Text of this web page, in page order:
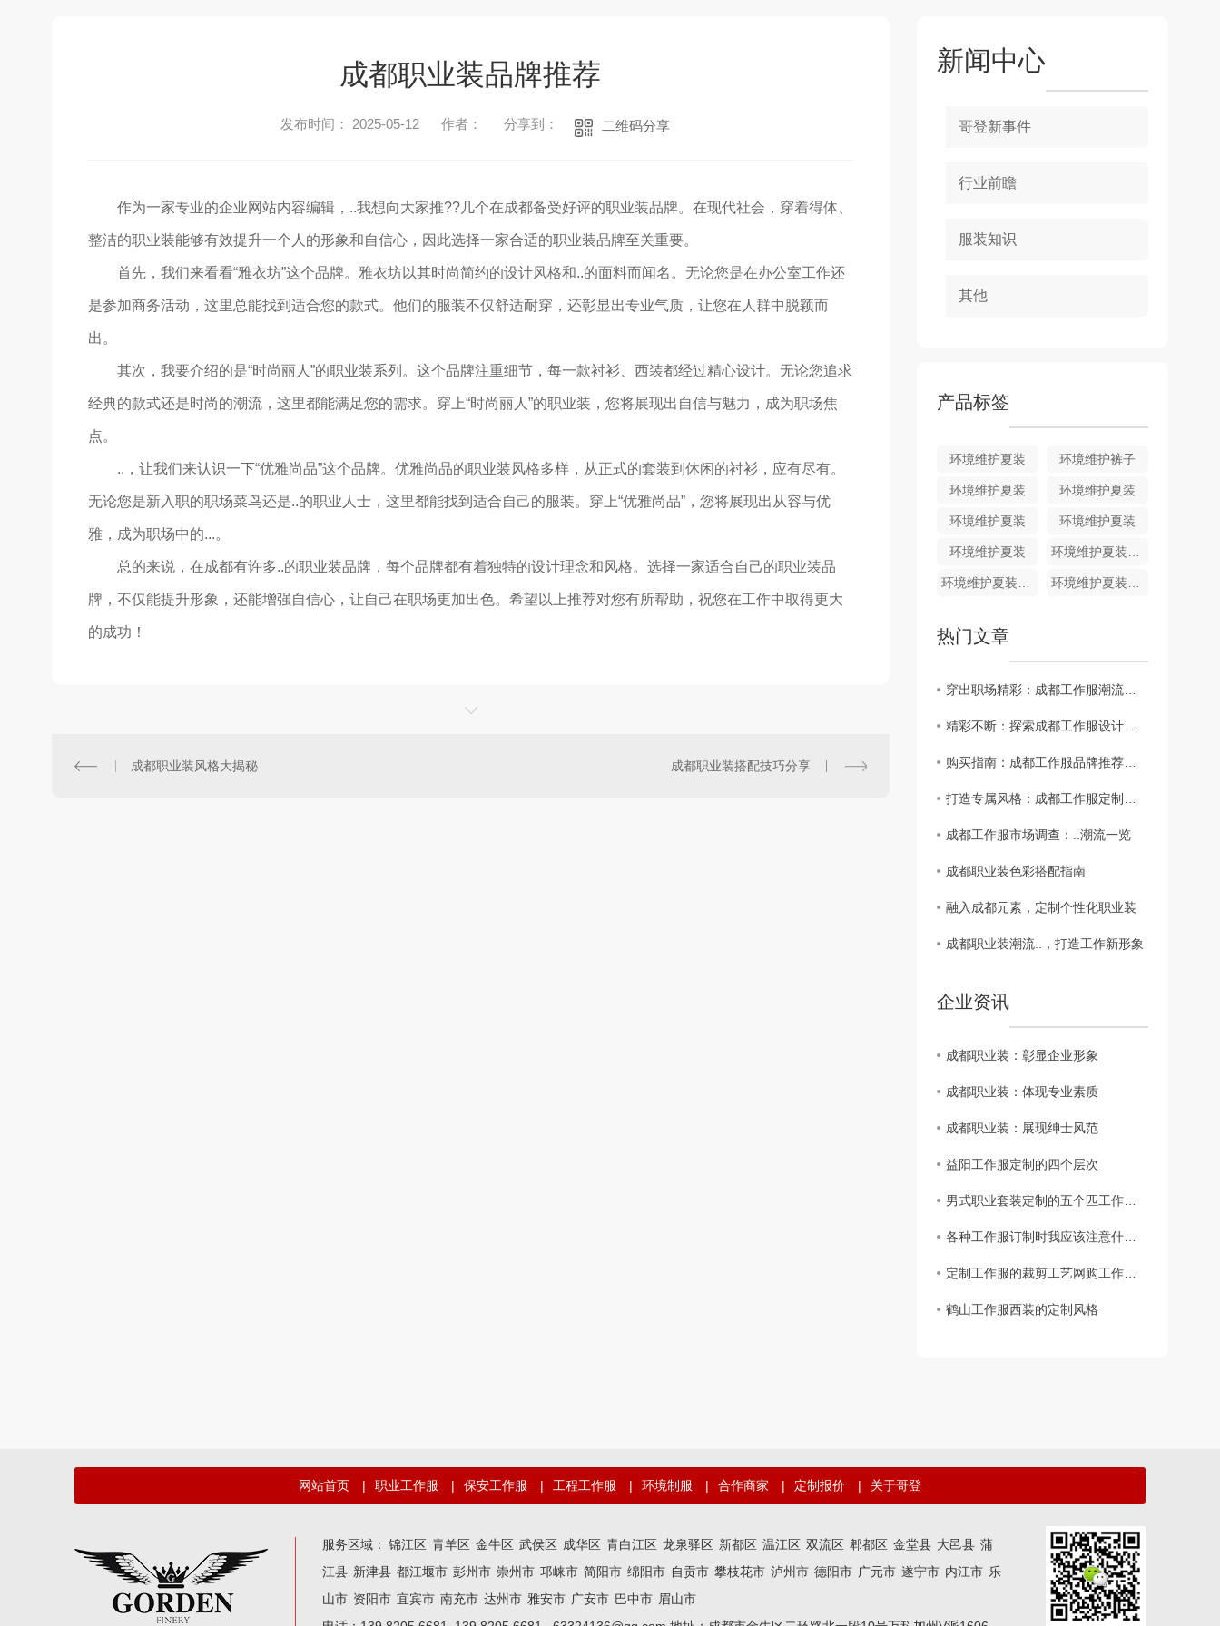
2 3
成都职业装品牌推荐
发布时间： 2025-05-12 作者： 分享到： 二维码分享
作为一家专业的企业网站内容编辑，..我想向大家推??几个在成都备受好评的职业装品牌。在现代社会，穿着得体、
整洁的职业装能够有效提升一个人的形象和自信心，因此选择一家合适的职业装品牌至关重要。
首先，我们来看看“雅衣坊”这个品牌。雅衣坊以其时尚简约的设计风格和..的面料而闻名。无论您是在办公室工作还
是参加商务活动，这里总能找到适合您的款式。他们的服装不仅舒适耐穿，还彰显出专业气质，让您在人群中脱颖而
出。
其次，我要介绍的是“时尚丽人”的职业装系列。这个品牌注重细节，每一款衬衫、西装都经过精心设计。无论您追求
经典的款式还是时尚的潮流，这里都能满足您的需求。穿上“时尚丽人”的职业装，您将展现出自信与魅力，成为职场焦
点。
..，让我们来认识一下“优雅尚品”这个品牌。优雅尚品的职业装风格多样，从正式的套装到休闲的衬衫，应有尽有。
无论您是新入职的职场菜鸟还是..的职业人士，这里都能找到适合自己的服装。穿上“优雅尚品”，您将展现出从容与优
雅，成为职场中的...。
总的来说，在成都有许多..的职业装品牌，每个品牌都有着独特的设计理念和风格。选择一家适合自己的职业装品
牌，不仅能提升形象，还能增强自信心，让自己在职场更加出色。希望以上推荐对您有所帮助，祝您在工作中取得更大
的成功！
成都职业装风格大揭秘 成都职业装搭配技巧分享
新闻中心
哥登新事件
行业前瞻
服装知识
其他
产品标签
环境维护夏装 环境维护裤子
环境维护夏装 环境维护夏装
环境维护夏装 环境维护夏装
环境维护夏装 环境维护夏装HJ011
环境维护夏装HJ010 环境维护夏装HJ009
热门文章
穿出职场精彩：成都工作服潮流趋势分析
精彩不断：探索成都工作服设计师的创意..
购买指南：成都工作服品牌推荐大揭秘
打造专属风格：成都工作服定制攻略
成都工作服市场调查：..潮流一览
成都职业装色彩搭配指南
融入成都元素，定制个性化职业装
成都职业装潮流..，打造工作新形象
企业资讯
成都职业装：彰显企业形象
成都职业装：体现专业素质
成都职业装：展现绅士风范
益阳工作服定制的四个层次
男式职业套装定制的五个匹工作服裙底配点
各种工作服订制时我应该注意什么？
定制工作服的裁剪工艺网购工作服要求
鹤山工作服西装的定制风格
网站首页 | 职业工作服 | 保安工作服 | 工程工作服 | 环境制服 | 合作商家 | 定制报价 | 关于哥登
服务区域： 锦江区 青羊区 金牛区 武侯区 成华区 青白江区 龙泉驿区 新都区 温江区 双流区 郫都区 金堂县 大邑县 蒲
江县 新津县 都江堰市 彭州市 崇州市 邛崃市 简阳市 绵阳市 自贡市 攀枝花市 泸州市 德阳市 广元市 遂宁市 内江市 乐
山市 资阳市 宜宾市 南充市 达州市 雅安市 广安市 巴中市 眉山市